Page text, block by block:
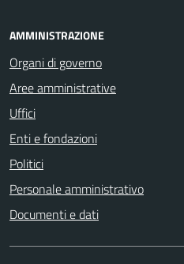
AMMINISTRAZIONE
Organi di governo
Aree amministrative
Uffici
Enti e fondazioni
Politici
Personale amministrativo
Documenti e dati